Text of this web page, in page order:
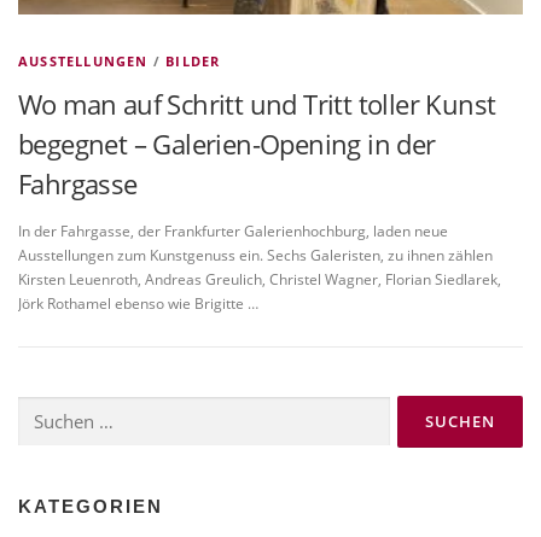
AUSSTELLUNGEN / BILDER
Wo man auf Schritt und Tritt toller Kunst
begegnet – Galerien-Opening in der
Fahrgasse
In der Fahrgasse, der Frankfurter Galerienhochburg, laden neue
Ausstellungen zum Kunstgenuss ein. Sechs Galeristen, zu ihnen zählen
Kirsten Leuenroth, Andreas Greulich, Christel Wagner, Florian Siedlarek,
Jörk Rothamel ebenso wie Brigitte …
nach:
KATEGORIEN